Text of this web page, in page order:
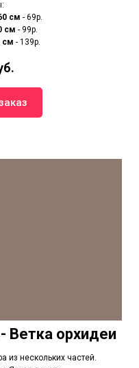
см - 69р.
см - 99р.
см - 139р.
Ветка орхидеи
из нескольких частей.